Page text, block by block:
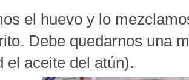
el huevo y lo
Debe quedarnos una
el aceite del atún).